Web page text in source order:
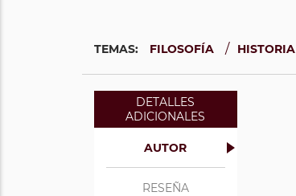
TEMAS: FILOSOFÍA / HISTORIA
DETALLES
ADICIONALES
AUTOR
RESEÑA